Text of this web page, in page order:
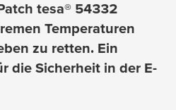
tesa® 54332
Temperaturen
zu retten. Ein
die Sicherheit in der E-